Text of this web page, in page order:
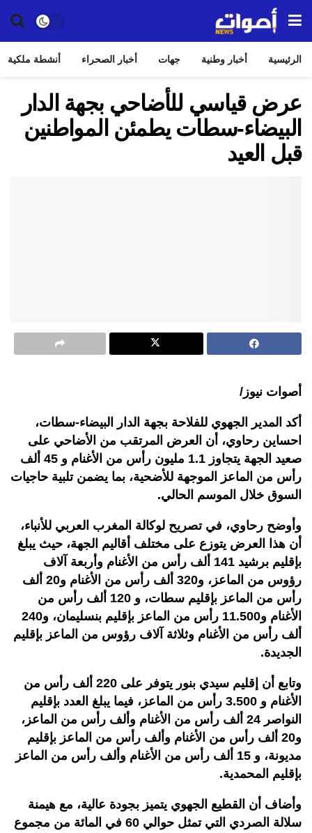
الرئيسية أخبار وطنية جهات أخبار الصحراء أنشطة ملكية
عرض قياسي للأضاحي بجهة الدار
البيضاء-سطات يطمئن المواطنين
قبل العيد
أصوات نيوز/
أكد المدير الجهوي للفلاحة بجهة الدار البيضاء-سطات،
احساين رحاوي، أن العرض المرتقب من الأضاحي على
صعيد الجهة يتجاوز 1.1 مليون رأس من الأغنام و 45 ألف
رأس من الماعز الموجهة للأضحية، بما يضمن تلبية حاجيات
السوق خلال الموسم الحالي.
وأوضح رحاوي، في تصريح لوكالة المغرب العربي للأنباء،
أن هذا العرض يتوزع على مختلف أقاليم الجهة، حيث يبلغ
بإقليم برشيد 141 ألف رأس من الأغنام وأربعة آلاف
رؤوس من الماعز، و320 ألف رأس من الأغنام و20 ألف
رأس من الماعز بإقليم سطات، و 120 ألف رأس من
الأغنام و11.500 رأس من الماعز بإقليم بنسليمان، و240
ألف رأس من الأغنام وثلاثة آلاف رؤوس من الماعز بإقليم
الجديدة.
وتابع أن إقليم سيدي بنور يتوفر على 220 ألف رأس من
الأغنام و 3.500 رأس من الماعز، فيما يبلغ العدد بإقليم
النواصر 24 ألف رأس من الأغنام وألف رأس من الماعز،
و20 ألف رأس من الأغنام وألف رأس من الماعز بإقليم
مديونة، و 15 ألف رأس من الأغنام وألف رأس من الماعز
بإقليم المحمدية.
وأضاف أن القطيع الجهوي يتميز بجودة عالية، مع هيمنة
سلالة الصردي التي تمثل حوالي 60 في المائة من مجموع